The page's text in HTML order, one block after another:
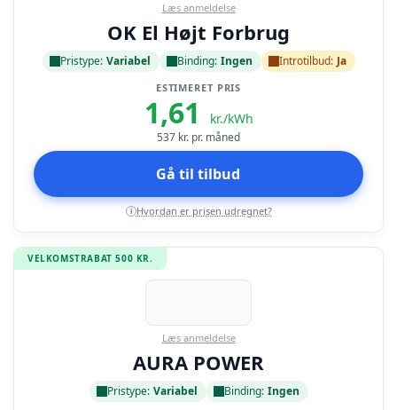
Læs anmeldelse
OK El Højt Forbrug
Pristype: Variabel Binding: Ingen Introtilbud: Ja
ESTIMERET PRIS
1,61 kr./kWh
537 kr. pr. måned
Gå til tilbud
i Hvordan er prisen udregnet?
VELKOMSTRABAT 500 KR.
Læs anmeldelse
AURA POWER
Pristype: Variabel Binding: Ingen